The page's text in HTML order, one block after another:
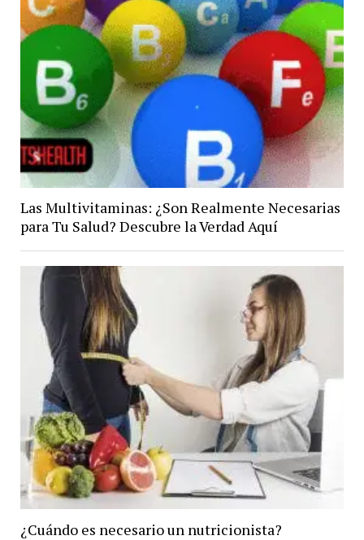
Las Multivitaminas: ¿Son Realmente Necesarias
para Tu Salud? Descubre la Verdad Aquí
¿Cuándo es necesario un nutricionista?